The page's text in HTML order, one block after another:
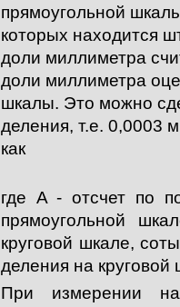
прямоугольной
которых находится
доли миллиметра
доли миллиметра
шкалы. Это можно
деления, т.е. 0,0003
как
где A - отсчет по
прямоугольной
круговой шкале,
деления на
При измерении